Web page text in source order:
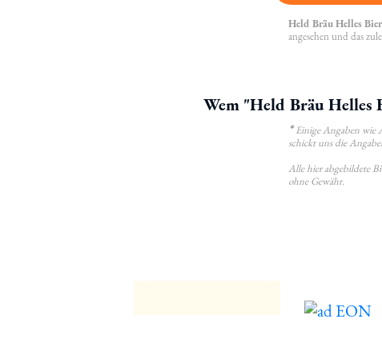
Held Bräu Helles Bier
angesehen und das
Wem "Held Bräu Helles
*Einige Angaben wie
schickt uns die
Alle hier abgebildete
ohne Gewähr.